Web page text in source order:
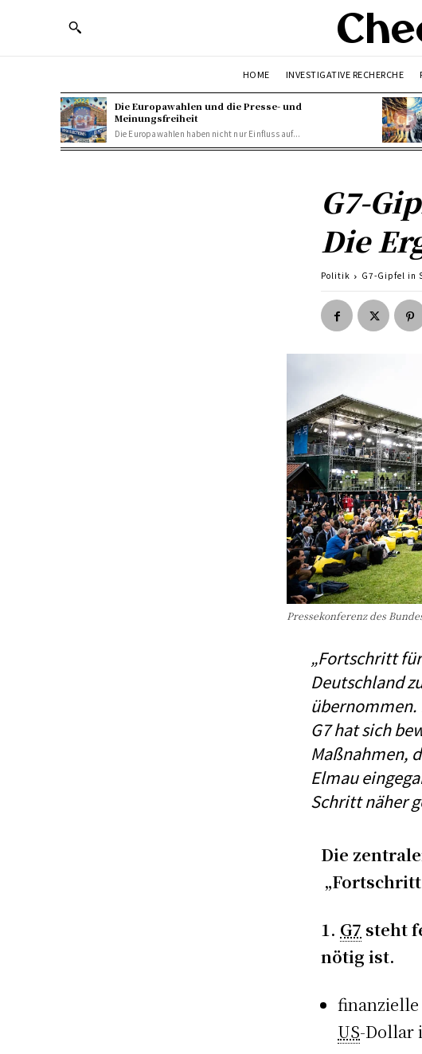
HOME INVESTIGATIVE RECHERCHE
Die Europawahlen und die Presse- und
Meinungsfreiheit
Die Europawahlen haben nicht nur Einfluss auf...
G7-
Die
Politik G7-Gipfel in
Pressekonferenz des
„Fortschritt
Deutschland
übernommen.
G7 hat sich
Maßnahmen,
Elmau
Schritt näher
Die
1. G7 steht
nötig ist.
US-Dollar